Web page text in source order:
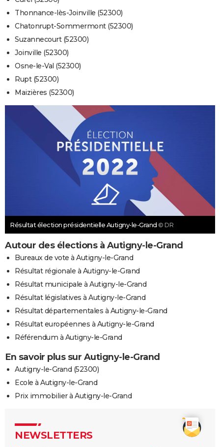
Thonnance-lès-Joinville (52300)
Chatonrupt-Sommermont (52300)
Suzannecourt (52300)
Joinville (52300)
Osne-le-Val (52300)
Rupt (52300)
Maizières (52300)
Résultat élection présidentielle Autigny-le-Grand © DR
Autour des élections à Autigny-le-Grand
Bureaux de vote à Autigny-le-Grand
Résultat régionale à Autigny-le-Grand
Résultat municipale à Autigny-le-Grand
Résultat législatives à Autigny-le-Grand
Résultat départementales à Autigny-le-Grand
Résultat européennes à Autigny-le-Grand
Référendum à Autigny-le-Grand
En savoir plus sur Autigny-le-Grand
Autigny-le-Grand (52300)
Ecole à Autigny-le-Grand
Prix immobilier à Autigny-le-Grand
NEWSLETTERS